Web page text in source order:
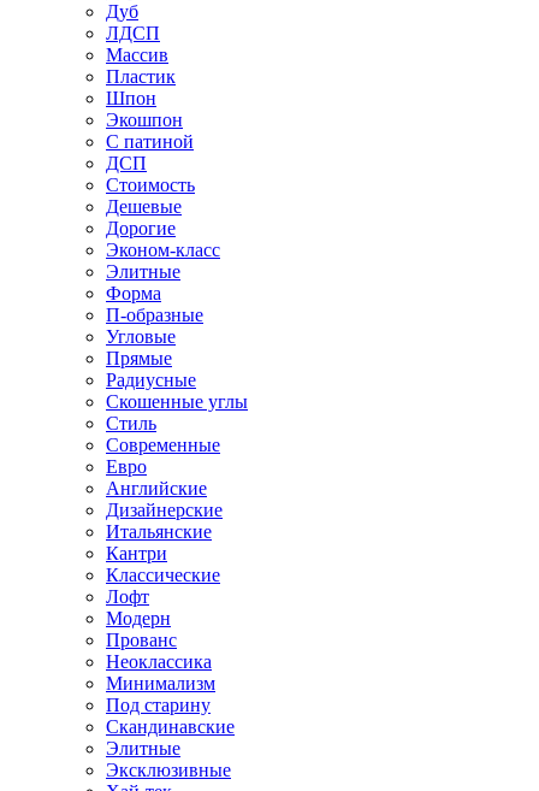
Дуб
ЛДСП
Массив
Пластик
Шпон
Экошпон
С патиной
ДСП
Стоимость
Дешевые
Дорогие
Эконом-класс
Элитные
Форма
П-образные
Угловые
Прямые
Радиусные
Скошенные углы
Стиль
Современные
Евро
Английские
Дизайнерские
Итальянские
Кантри
Классические
Лофт
Модерн
Прованс
Неоклассика
Минимализм
Под старину
Скандинавские
Элитные
Эксклюзивные